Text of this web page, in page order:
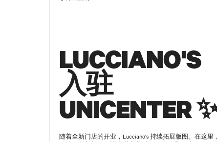
LUCCIANO'S
入驻
UNICENTER
随着全新门店的开业，Lucciano's 持续拓展版图。在这里，